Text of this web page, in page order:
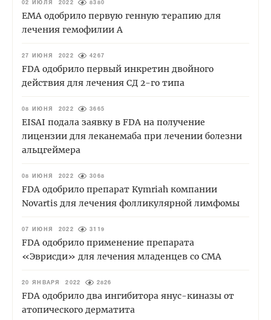
02 ИЮЛЯ 2022 8380
EMA одобрило первую генную терапию для
лечения гемофилии А
27 ИЮНЯ 2022 4267
FDA одобрило первый инкретин двойного
действия для лечения СД 2-го типа
08 ИЮНЯ 2022 3665
EISAI подала заявку в FDA на получение
лицензии для леканемаба при лечении болезни
альцгеймера
08 ИЮНЯ 2022 3068
FDA одобрило препарат Kymriah компании
Novartis для лечения фолликулярной лимфомы
07 ИЮНЯ 2022 3119
FDA одобрило применение препарата
«Эврисди» для лечения младенцев со СМА
20 ЯНВАРЯ 2022 2826
FDA одобрило два ингибитора янус-киназы от
атопического дерматита